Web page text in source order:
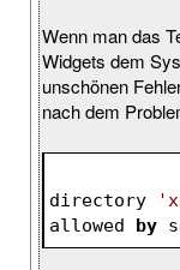
Wenn man das
Widgets dem
unschönen
nach dem
directory
allowed by